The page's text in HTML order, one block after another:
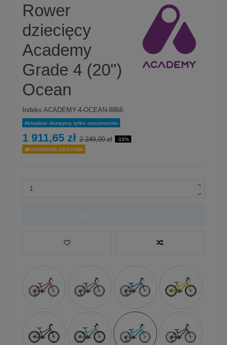
Rower
dziecięcy
Academy
Grade 4 (20")
Ocean
Indeks ACADEMY-4-OCEAN-8866
Aktualnie dostępny tylko stacjonarnie
1 911,65 zł 2 249,00 zł
-15%
DARMOWA DOSTAWA